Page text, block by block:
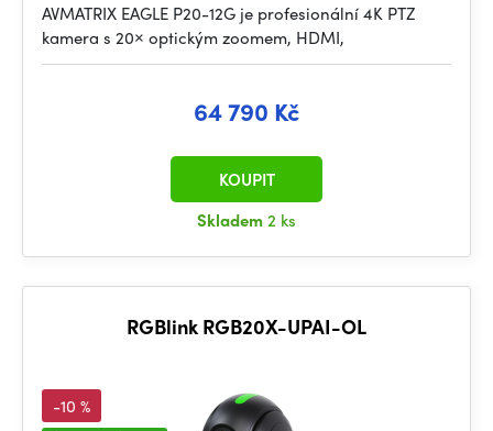
AVMATRIX EAGLE P20-12G je profesionální 4K PTZ
kamera s 20× optickým zoomem, HDMI,
64 790 Kč
Skladem2 ks
KOUPIT
RGBlink RGB20X-UPAI-OL
-10 %